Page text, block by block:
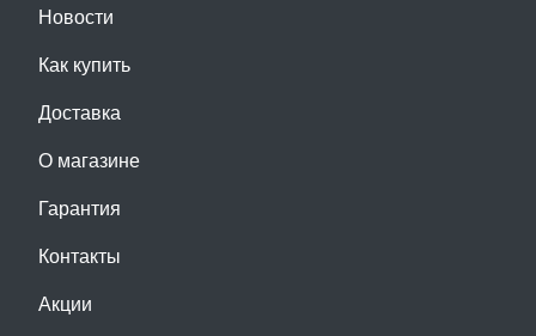
Новости
Как купить
Доставка
О магазине
Гарантия
Контакты
Акции